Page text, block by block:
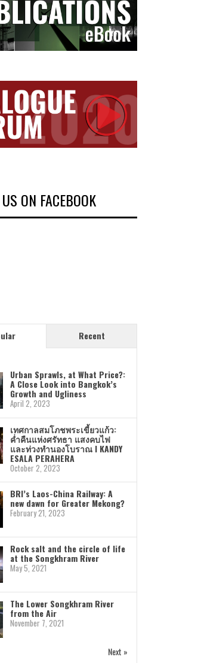
ON FACEBOOK
Recent
Urban Sprawls, at What Price?:
A Close Look into Bangkok’s
Growth and Ugliness
April 2, 2023
เทศกาลสมโภชพระเขี้ยวแก้ว:
ค่ำคืนแห่งศรัทธา แสงคบไฟ
และท่วงทำนองโบราณ I KANDY
ESALA PERAHERA
October 2, 2023
BRI’s Laos-China Railway: A
new dawn for Greater Mekong?
February 21, 2023
Rock salt and the circle of life
at the Songkhram River
May 5, 2021
The Lower Songkhram River
from the Air
November 7, 2021
Next »